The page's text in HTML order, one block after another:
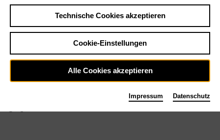
Technische Cookies akzeptieren
Cookie-Einstellungen
Alle Cookies akzeptieren
Impressum Datenschutz